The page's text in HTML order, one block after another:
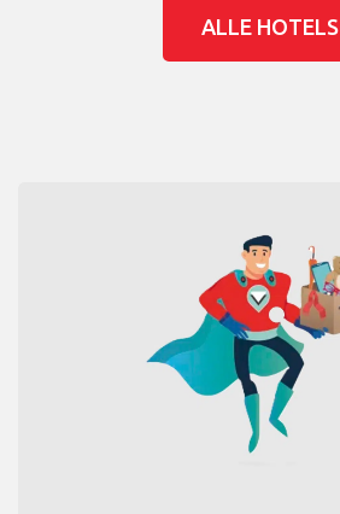
ALLE HOTELS